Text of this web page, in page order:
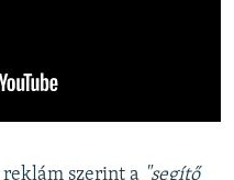
szerint a "segítő